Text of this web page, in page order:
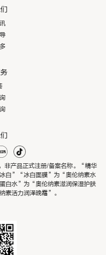
非产品正式注册/备案名称。“精华
白”“冰白面膜”为“奥伦纳素水
白水”为“奥伦纳素滋润保湿护肤
活力润泽晚霜”。